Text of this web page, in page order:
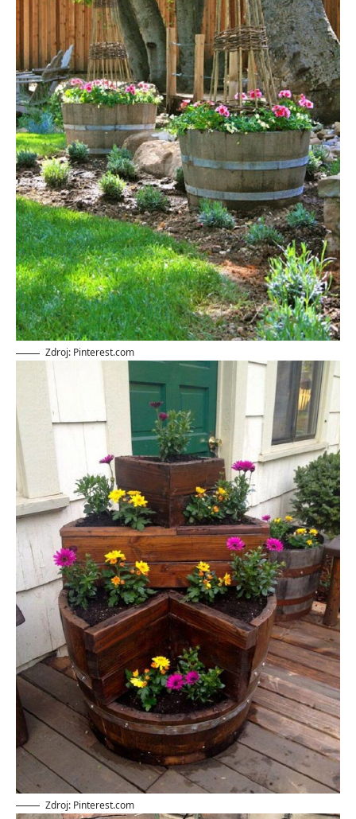
Zdroj: Pinterest.com
Zdroj: Pinterest.com